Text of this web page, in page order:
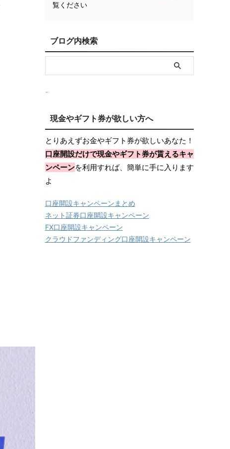
覧ください
ブログ内検索
現金やギフト券が欲しい方へ
とりあえずお金やギフト券が欲しいあなた！
口座開設だけで現金やギフト券が貰えるキャ
ンペーンを利用すれば、簡単に手に入ります
よ
口座開設キャンペーンまとめ
ネット証券口座開設キャンペーン
FX口座開設キャンペーン
クラウドファンディング口座開設キャンペーン